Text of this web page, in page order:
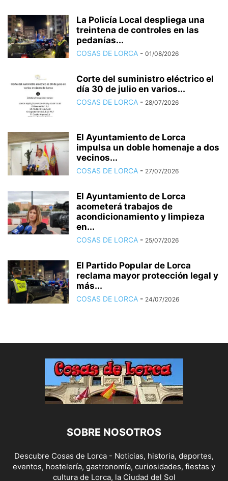
La Policía Local despliega una
treintena de controles en las
pedanías...
COSAS DE LORCA - 01/08/2026
Corte del suministro eléctrico el
día 30 de julio en varios...
COSAS DE LORCA - 28/07/2026
El Ayuntamiento de Lorca
impulsa un doble homenaje a dos
vecinos...
COSAS DE LORCA - 27/07/2026
El Ayuntamiento de Lorca
acometerá trabajos de
acondicionamiento y limpieza
en...
COSAS DE LORCA - 25/07/2026
El Partido Popular de Lorca
reclama mayor protección legal y
más...
COSAS DE LORCA - 24/07/2026
SOBRE NOSOTROS
Descubre Cosas de Lorca - Noticias, historia, deportes,
eventos, hostelería, gastronomía, curiosidades, fiestas y
cultura de Lorca, la Ciudad del Sol